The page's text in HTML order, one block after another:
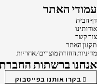
עמודי האתר
דף הבית
אודותינו
צור קשר
תקנון האתר
מדיניות החזרת מוצרים/אחריות
אנחנו ברשתות
בקרו אותנו בפייסבוק